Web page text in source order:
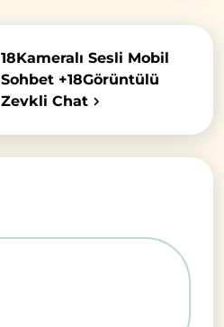
18Kameralı Sesli Mobil
Sohbet +18Görüntülü
Zevkli Chat